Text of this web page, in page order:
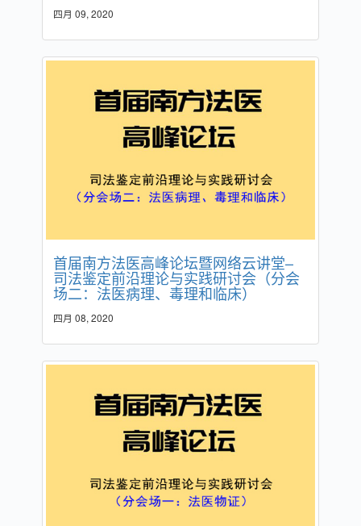
四月 09, 2020
首届南方法医高峰论坛暨网络云讲堂–
司法鉴定前沿理论与实践研讨会（分会
场二：法医病理、毒理和临床）
四月 08, 2020